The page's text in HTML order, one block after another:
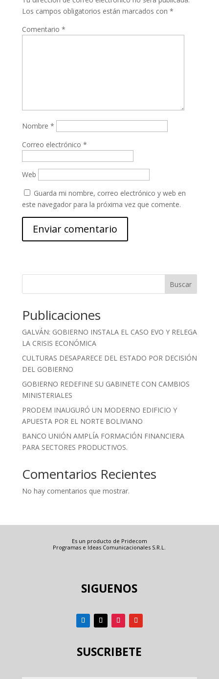
Los campos obligatorios están marcados con *
Comentario *
Nombre *
Correo electrónico *
Web
Guarda mi nombre, correo electrónico y web en
este navegador para la próxima vez que comente.
Buscar
Publicaciones
GALVÁN: GOBIERNO INSTALA EL CASO EVO Y RELEGA
LA CRISIS ECONÓMICA
CULTURAS DESAPARECE DEL ESTADO POR DECISIÓN
DEL GOBIERNO
GOBIERNO REDEFINE SU GABINETE CON CAMBIOS
MINISTERIALES
PRODEM INAUGURÓ UN MODERNO EDIFICIO Y
APUESTA POR EL NORTE BOLIVIANO
BANCO UNIÓN AMPLÍA FORMACIÓN FINANCIERA
PARA SECTORES PRODUCTIVOS.
Comentarios Recientes
No hay comentarios que mostrar.
Es un producto de Pridecom
Programas e Ideas Comunicacionales S.R.L.
SIGUENOS
SUSCRIBETE